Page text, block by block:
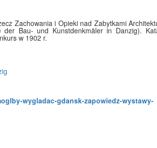
Zachowania i Opieki nad Zabytkami
Bau- und Kunstdenkmäler in Danzig).
w 1902 r.
wygladac-gdansk-zapowiedz-wystawy-